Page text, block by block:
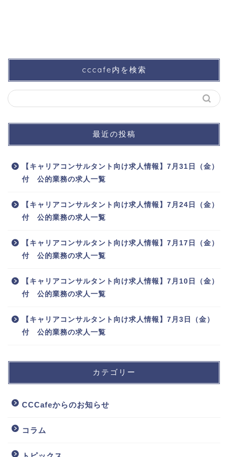
cccafe内を検索
最近の投稿
【キャリアコンサルタント向け求人情報】7月31日（金）
付 公的業務の求人一覧
【キャリアコンサルタント向け求人情報】7月24日（金）
付 公的業務の求人一覧
【キャリアコンサルタント向け求人情報】7月17日（金）
付 公的業務の求人一覧
【キャリアコンサルタント向け求人情報】7月10日（金）
付 公的業務の求人一覧
【キャリアコンサルタント向け求人情報】7月3日（金）
付 公的業務の求人一覧
カテゴリー
CCCafeからのお知らせ
コラム